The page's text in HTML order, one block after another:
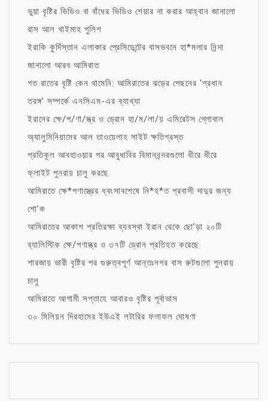
ভুয়া বৃষ্টির ভিডিও বা বাঁধের ভিডিও শেয়ার না করার আহ্বান জানালো
রাস আল খাইমাহ পুলিশ
ইরাকি কুর্দিস্তান এলাকার প্রেসিডেন্টের বাসভবনে হা*মলার নিন্দা
জানালো আরব আমিরাত
গত রাতের বৃষ্টি কেন থামেনি: আমিরাতের ঝড়ের পেছনের ‘প্রধান
তরঙ্গ’ সম্পর্কে এনসিএম-এর ব্যাখ্যা
ইরানের ক্ষে/প/ণা/স্ত্র ও ড্রোন হা/ম/লা/য় এমিরেটস গ্লোবাল
অ্যালুমিনিয়ামের আল তাওয়েলাহ সাইট ক্ষতিগ্রস্ত
প্রতিকূল আবহাওয়ার পর আবুধাবির বিমানবন্দরগুলো ধীরে ধীরে
ফ্লাইট পুনরায় চালু করছে
আমিরাতে ক্ষে*পণাস্ত্রের ধ্বংসাবশেষে নি*হ*ত প্রবাসী দাদুর জন্য
শো’ক
আমিরাতের আকাশ প্রতিরক্ষা ব্যবস্থা ইরান থেকে ছো’ড়া ২০টি
ব্যালিস্টিক ক্ষে/পণাস্ত্র ও ৩৭টি ড্রোন প্রতিহত করেছে
শারজায় ভারী বৃষ্টির পর গুরুত্বপূর্ণ আন্তঃনগর বাস রুটগুলো পুনরায়
চালু
আমিরাতে আগামী সপ্তাহে আবারও বৃষ্টির পূর্বাভাস
৩০ মিলিয়ন দিরহামের ইউএই লটারির ফলাফল ঘোষণা